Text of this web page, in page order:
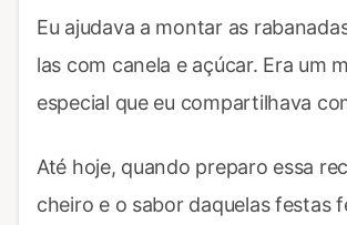
Eu ajudava a montar as
las com canela e açúcar. Era um
especial que eu compartilhava
Até hoje, quando preparo essa
cheiro e o sabor daquelas festas